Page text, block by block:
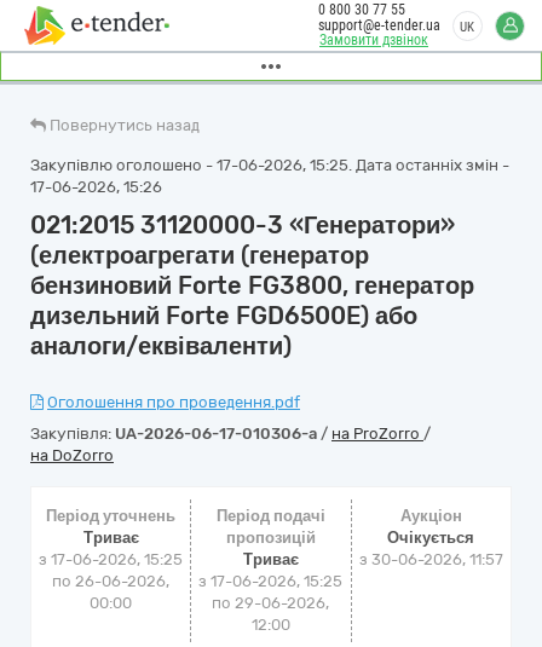
Замовити дзвінок
0 800 30 77 55
support@e-tender.ua
UK
Повернутись назад
Закупівлю оголошено - 17-06-2026, 15:25. Дата останніх змін -
17-06-2026, 15:26
021:2015 31120000-3 «Генератори»
(електроагрегати (генератор
бензиновий Forte FG3800, генератор
дизельний Forte FGD6500E) або
аналоги/еквіваленти)
Оголошення про проведення.pdf
Закупівля: UA-2026-06-17-010306-a / на ProZorro /
на DoZorro
Період уточнень
Триває
з 17-06-2026, 15:25
по 26-06-2026,
00:00
Період подачі
пропозицій
Триває
з 17-06-2026, 15:25
по 29-06-2026,
12:00
Аукціон
Очікується
з 30-06-2026, 11:57